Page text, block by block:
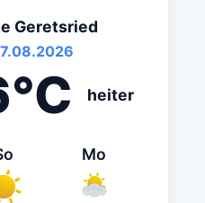
Geretsried
heiter
Mo